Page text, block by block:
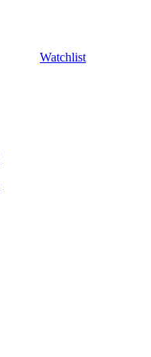
Watchlist